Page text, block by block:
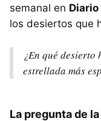
semanal en
los desiertos que
¿En qué desierto
estrellada más
La pregunta de